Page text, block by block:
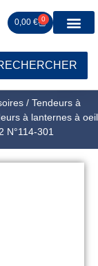
0,00 € 0
/ Tendeurs à
à lanternes à oeil
N°114-301